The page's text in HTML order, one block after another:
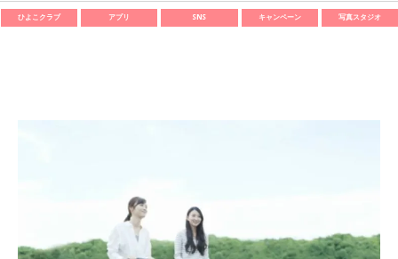
ひよこクラブ アプリ SNS キャンペーン 写真スタジオ